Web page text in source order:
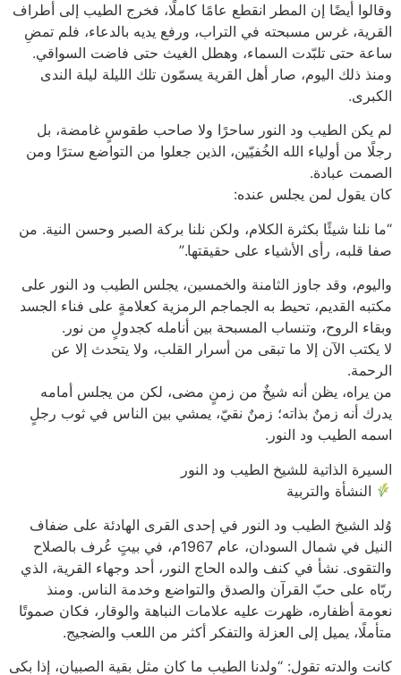
وقالوا أيضًا إن المطر انقطع عامًا كاملًا، فخرج الطيب إلى أطراف
القرية، غرس مسبحته في التراب، ورفع يديه بالدعاء، فلم تمضِ
ساعة حتى تلبّدت السماء، وهطل الغيث حتى فاضت السواقي.
ومنذ ذلك اليوم، صار أهل القرية يسمّون تلك الليلة ليلة الندى
الكبرى.
لم يكن الطيب ود النور ساحرًا ولا صاحب طقوسٍ غامضة، بل
رجلًا من أولياء الله الخُفيّين، الذين جعلوا من التواضع سترًا ومن
الصمت عبادة.
كان يقول لمن يجلس عنده:
“ما نلنا شيئًا بكثرة الكلام، ولكن نلنا بركة الصبر وحسن النية. من
صفا قلبه، رأى الأشياء على حقيقتها.”
واليوم، وقد جاوز الثامنة والخمسين، يجلس الطيب ود النور على
مكتبه القديم، تحيط به الجماجم الرمزية كعلامةٍ على فناء الجسد
وبقاء الروح، وتنساب المسبحة بين أنامله كجدولٍ من نور.
لا يكتب الآن إلا ما تبقى من أسرار القلب، ولا يتحدث إلا عن
الرحمة.
من يراه، يظن أنه شيخٌ من زمنٍ مضى، لكن من يجلس أمامه
يدرك أنه زمنٌ بذاته؛ زمنٌ نقيّ، يمشي بين الناس في ثوب رجلٍ
اسمه الطيب ود النور.
السيرة الذاتية للشيخ الطيب ود النور
النشأة والتربية
وُلد الشيخ الطيب ود النور في إحدى القرى الهادئة على ضفاف
النيل في شمال السودان، عام 1967م، في بيتٍ عُرف بالصلاح
والتقوى. نشأ في كنف والده الحاج النور، أحد وجهاء القرية، الذي
ربّاه على حبّ القرآن والصدق والتواضع وخدمة الناس. ومنذ
نعومة أظفاره، ظهرت عليه علامات النباهة والوقار، فكان صموتًا
متأملًا، يميل إلى العزلة والتفكر أكثر من اللعب والضجيج.
كانت والدته تقول: “ولدنا الطيب ما كان مثل بقية الصبيان، إذا بكى